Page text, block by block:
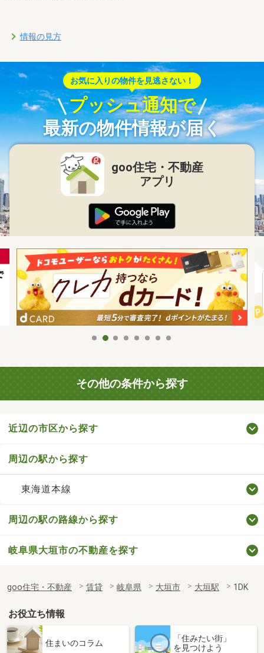
情報の見方
お気に入りの物件を見逃さない！
プッシュ通知で
最新の物件情報が届く
goo住宅・不動産
アプリ
その他の条件から探す
近辺の市区から探す
周辺の駅から探す
東海道本線
周辺の駅の路線から探す
岐阜県大垣市の不動産を探す
goo住宅・不動産 賃貸 岐阜県 大垣市 大垣駅 1DK
お役立ち情報
住まいのコラム
「住みたい街」
を見つけよう